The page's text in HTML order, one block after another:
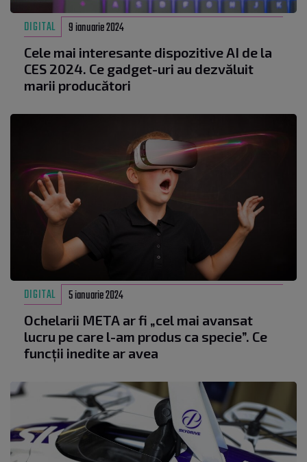
DIGITAL 9 ianuarie 2024
Cele mai interesante dispozitive AI de la
CES 2024. Ce gadget-uri au dezvăluit
marii producători
DIGITAL 5 ianuarie 2024
Ochelarii META ar fi „cel mai avansat
lucru pe care l-am produs ca specie”. Ce
funcții inedite ar avea